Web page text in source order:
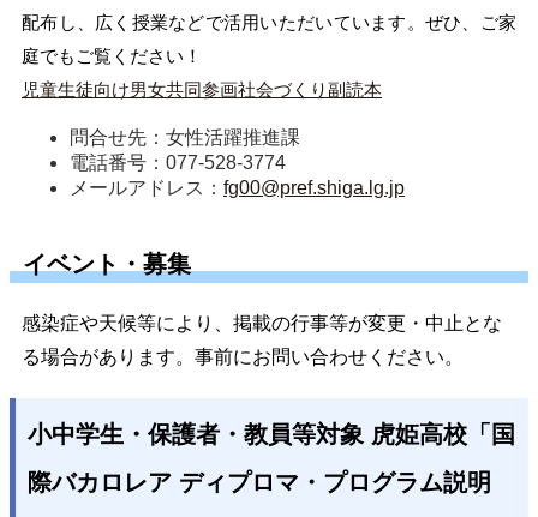
配布し、広く授業などで活用いただいています。ぜひ、ご家
庭でもご覧ください！
児童生徒向け男女共同参画社会づくり副読本
問合せ先：女性活躍推進課
電話番号：077-528-3774
メールアドレス： fg00@pref.shiga.lg.jp
イベント・募集
感染症や天候等により、掲載の行事等が変更・中止とな
る場合があります。事前にお問い合わせください。
小中学生・保護者・教員等対象 虎姫高校「国
際バカロレア ディプロマ・プログラム説明